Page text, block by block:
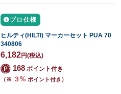
プロ仕様
ヒルティ(HILTI) マーカーセット PUA 70
340806
6,182円(税込)
168 ポイント付き
（※ ３% ポイント付き）